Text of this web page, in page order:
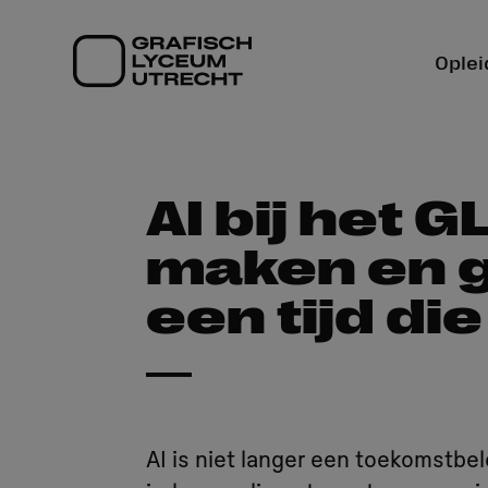
naar
hoofdinhoud
AI bij het
maken en
een tijd
AI is niet langer een